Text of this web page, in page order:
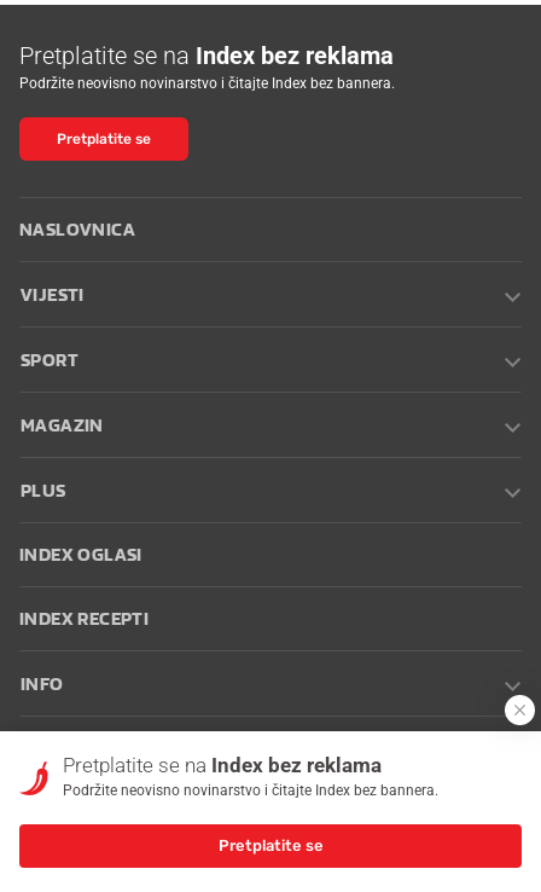
Pretplatite se na Index bez reklama
Podržite neovisno novinarstvo i čitajte Index bez bannera.
Pretplatite se
NASLOVNICA
VIJESTI
SPORT
MAGAZIN
PLUS
INDEX OGLASI
INDEX RECEPTI
INFO
korištenja
Postavke kolačića
© 2026 Index
Pretplatite se na Index bez reklama
Podržite neovisno novinarstvo i čitajte Index bez bannera.
Pretplatite se